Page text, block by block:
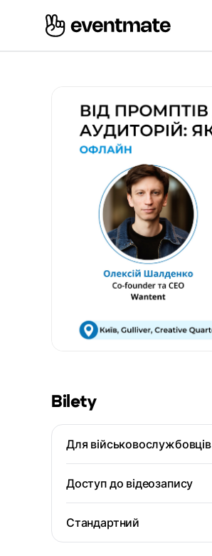
Bilety
Для військовослужбовців
Доступ до відеозапису
Стандартний